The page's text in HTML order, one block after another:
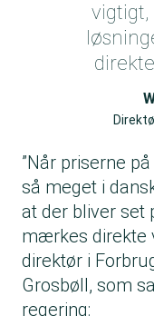
vigtigt,
”Når priserne
så meget i
at der bliver set
mærkes direkte
direktør i
Grosbøll, som
regering: